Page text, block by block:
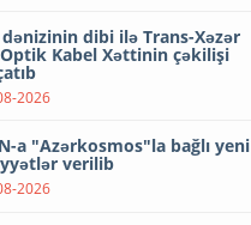
dənizinin dibi ilə Trans-Xəzər
Kabel Xəttinin çəkilişi
2026
a "Azərkosmos"la bağlı yeni
verilib
2026